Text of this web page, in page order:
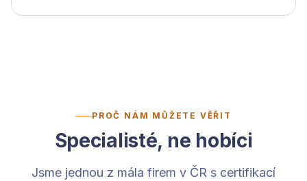
PROČ NÁM MŮŽETE VĚŘIT
Specialisté, ne hobíci
Jsme jednou z mála firem v ČR s certifikací